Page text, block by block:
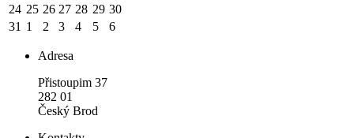
24 25 26 27 28 29 30
31 1 2 3 4 5 6
Adresa
Přistoupim 37
282 01
Český Brod